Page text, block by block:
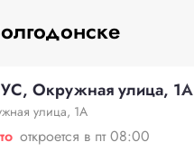
Окружная улица, 1А
улица, 1А
откроется в пт 08:00